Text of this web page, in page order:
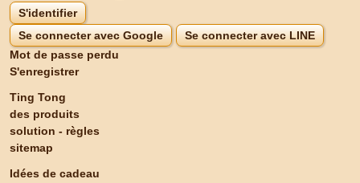
S'identifier
Se connecter avec Google
Se connecter avec LINE
Mot de passe perdu
S'enregistrer
Ting Tong
des produits
solution - règles
sitemap
Idées de cadeau